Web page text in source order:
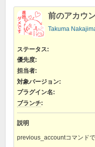
前のアカウ
Takuma
ステータス:
優先度:
担当者:
対象バージョン:
プラグイン名:
ブランチ:
説明
previous_accountコマンド